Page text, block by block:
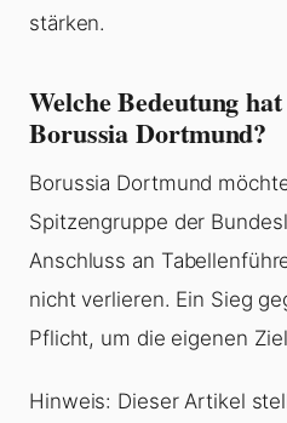
stärken.
Welche Bedeutung
Borussia Dortmund?
Borussia Dortmund
Spitzengruppe der
Anschluss an
nicht verlieren. Ein Sieg
Pflicht, um die eigenen
Hinweis: Dieser Artikel